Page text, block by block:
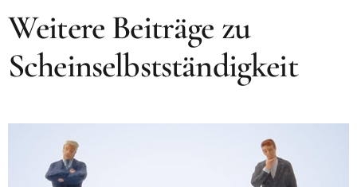
Weitere Beiträge zu
Scheinselbstständigkeit